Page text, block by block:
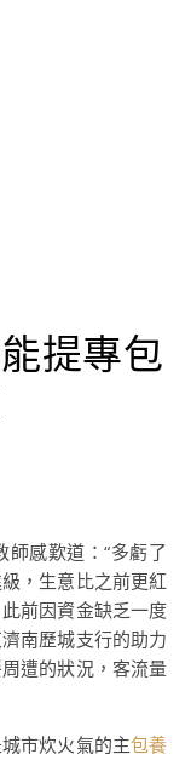
提專包
感歎道：“多虧了
，生意比之前更紅
前因資金缺乏一度
南歷城支行的助力
遭的狀況，客流量
市炊火氣的主包養